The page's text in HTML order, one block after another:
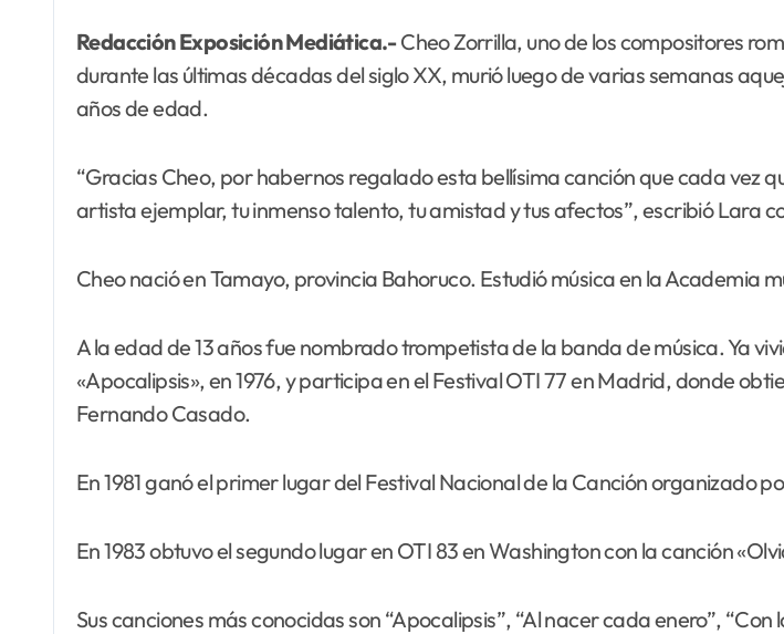
Redacción Exposición Mediática.-Cheo Zorrilla, uno de los compositores
durante las últimas décadas del siglo XX, murió luego de varias semanas
años de edad.
“Gracias Cheo, por habernos regalado esta bellísima canción que cada vez
artista ejemplar, tu inmenso talento, tu amistad y tus afectos”, escribió Lara
Cheo nació en Tamayo, provincia Bahoruco. Estudió música en la Academia
A la edad de 13 años fue nombrado trompetista de la banda de música. Ya
«Apocalipsis», en 1976, y participa en el Festival OTI 77 en Madrid, donde
Fernando Casado.
En 1981 ganó el primer lugar del Festival Nacional de la Canción organizado
En 1983 obtuvo el segundo lugar en OTI 83 en Washington con la canción
Sus canciones más conocidas son “Apocalipsis”, “Al nacer cada enero”,